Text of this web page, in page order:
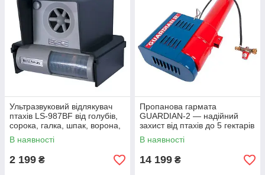
Ультразвуковий відлякувач
птахів LS-987BF від голубів,
сорока, галка, шпак, ворона,
ластівка, чайка
В наявності
2 199 ₴
Пропанова гармата
GUARDIAN-2 — надійний
захист від птахів до 5 гектарів
В наявності
14 199 ₴